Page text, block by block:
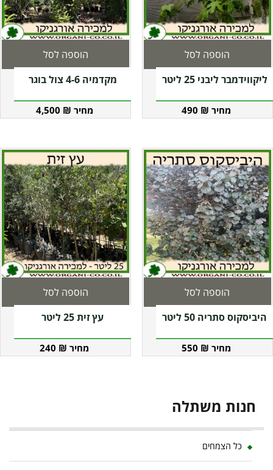
ליקווידמבר ליבני 25 ליטר
490 ₪
הוספה לסל
מקדמיה 4-6 צול בוגר
4,500 ₪
הוספה לסל
היביסקוס סתריה 50 ליטר
550 ₪
הוספה לסל
עץ זית 25 ליטר
240 ₪
הוספה לסל
חנות משתלה
כל הצמחים